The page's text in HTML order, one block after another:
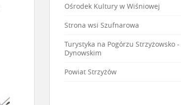
Ośrodek Kultury w Wiśniowej
Strona wsi Szufnarowa
Turystyka na Pogórzu Strzyżowsko -
Dynowskim
Powiat Strzyżów